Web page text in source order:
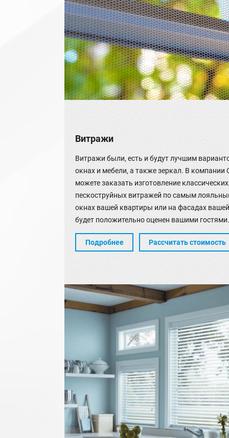
Витражи
Витражи были, есть и будут лучшим
окнах и мебели, а также зеркал. В
можете заказать изготовление
пескоструйных витражей по самым
окнах вашей квартиры или на фасадах
будет положительно оценен вашими гостями.
Подробнее Рассчитать стоимость